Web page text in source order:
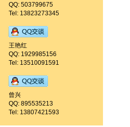
QQ: 503799675
Tel: 13823273345
王艳红
QQ: 1929985156
Tel: 13510091591
曾兴
QQ: 895535213
Tel: 13807421593